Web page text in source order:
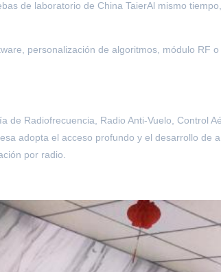
de laboratorio de China TaierAl mismo
personalización de algoritmos, módulo RF
Radiofrecuencia, Radio Anti-Vuelo, Control
adopta el acceso profundo y el desarrollo de
por radio.